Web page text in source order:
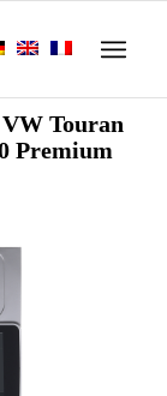
Touran
Premium